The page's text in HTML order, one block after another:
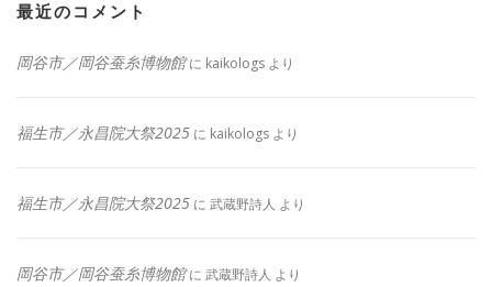
最近のコメント
岡谷市／岡谷蚕糸博物館に kaikologs より
福生市／永昌院大祭2025 に kaikologs より
福生市／永昌院大祭2025 に 武蔵野詩人 より
岡谷市／岡谷蚕糸博物館に 武蔵野詩人 より